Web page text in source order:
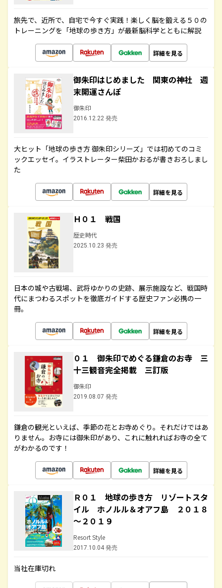
旅先で、近所で、自宅で今すぐ実践！楽しく脳を鍛える５０の
トレーニングを「地球の歩き方」が最新脳科学とともに解説
詳細を見る
御朱印はじめました 関東の神社 週
末開運さんぽ
御朱印
2016.12.22 発売
大ヒット「地球の歩き方 御朱印シリーズ」では初めてのコミ
ックエッセイ。イラストレーター柴田かおるが書きおろしまし
た
詳細を見る
Ｈ０１ 戦国
歴史時代
2025.10.23 発売
日本の城や古戦場、武将ゆかりの史跡、展示施設など、戦国時
代にまつわるスポットを徹底ガイドする歴史ファン必携の一
冊。
詳細を見る
０１ 御朱印でめぐる鎌倉のお寺 三
十三観音完全掲載 三訂版
御朱印
2019.08.07 発売
鎌倉の観光といえば、季節の花とお寺めぐり。それだけではあ
りません。お寺には御朱印があり、これに触れればお寺の全て
がわかるのです！
詳細を見る
Ｒ０１ 地球の歩き方 リゾートスタ
イル ホノルル＆オアフ島 ２０１８
～２０１９
Resort Style
2017.10.04 発売
当社在庫切れ